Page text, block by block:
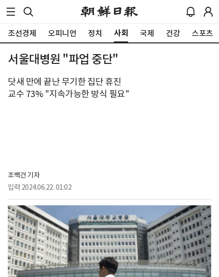
조선경제 오피니언 정치 사회 국제 건강 스포츠
서울대병원 "파업 중단"
닷새 만에 끝난 무기한 집단 휴진
교수 73% "지속가능한 방식 필요"
조백건 기자
입력 2024.06.22. 01:02